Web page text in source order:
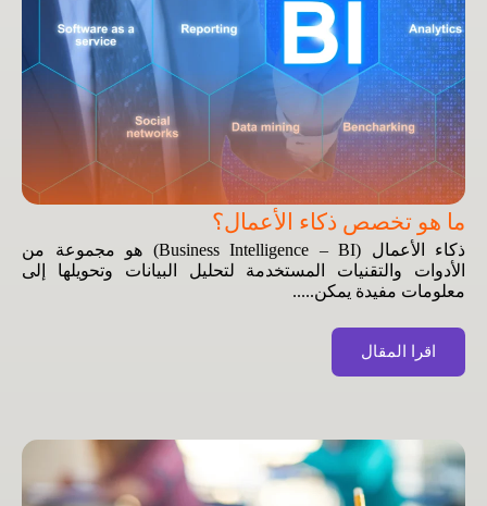
ما هو تخصص ذكاء الأعمال؟
ذكاء الأعمال (Business Intelligence – BI) هو مجموعة من
الأدوات والتقنيات المستخدمة لتحليل البيانات وتحويلها إلى
معلومات مفيدة يمكن.....
اقرا المقال